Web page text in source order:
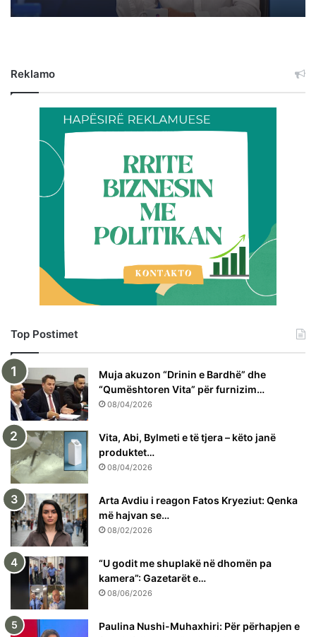
Reklamo
Top Postimet
Muja akuzon “Drinin e Bardhë” dhe
“Qumështoren Vita” për furnizim…
08/04/2026
Vita, Abi, Bylmeti e të tjera – këto janë
produktet…
08/04/2026
Arta Avdiu i reagon Fatos Kryeziut: Qenka
më hajvan se…
08/02/2026
“U godit me shuplakë në dhomën pa
kamera”: Gazetarët e…
08/06/2026
Paulina Nushi-Muhaxhiri: Për përhapjen e